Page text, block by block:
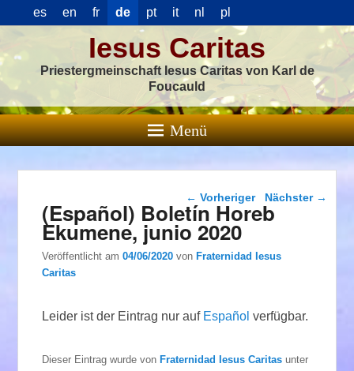
es en fr de pt it nl pl
Iesus Caritas
Priestergmeinschaft Iesus Caritas von Karl de
Foucauld
Menü
Beitragsnavigation
← Vorheriger Nächster →
(Español) Boletín Horeb
Ekumene, junio 2020
Veröffentlicht am04/06/2020 vonFraternidad Iesus
Caritas
Leider ist der Eintrag nur auf Español verfügbar.
Dieser Eintrag wurde vonFraternidad Iesus Caritas unter